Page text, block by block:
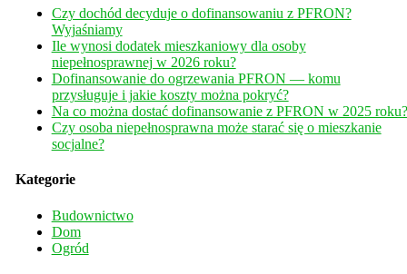
Czy dochód decyduje o dofinansowaniu z PFRON?
Wyjaśniamy
Ile wynosi dodatek mieszkaniowy dla osoby
niepełnosprawnej w 2026 roku?
Dofinansowanie do ogrzewania PFRON — komu
przysługuje i jakie koszty można pokryć?
Na co można dostać dofinansowanie z PFRON w 2025 roku?
Czy osoba niepełnosprawna może starać się o mieszkanie
socjalne?
Kategorie
Budownictwo
Dom
Ogród